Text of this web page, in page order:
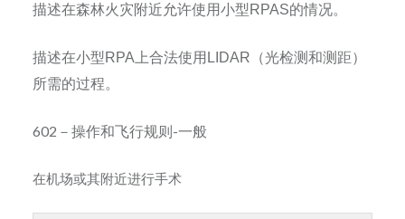
描述在森林火灾附近允许使用小型RPAS的情况。
描述在小型RPA 上合法使用 LIDAR （光检测和测距）
所需的过程。
602－操作和飞行规则-一般
在机场或其附近进行手术